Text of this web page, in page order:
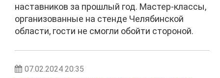
наставников за прошлый год. Мастер-классы,
организованные на стенде Челябинской
области, гости не смогли обойти стороной.
07.02.2024 20:35